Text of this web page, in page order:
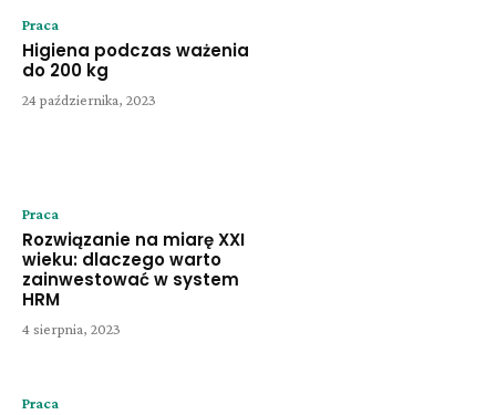
Praca
Higiena podczas ważenia
do 200 kg
24 października, 2023
Praca
Rozwiązanie na miarę XXI
wieku: dlaczego warto
zainwestować w system
HRM
4 sierpnia, 2023
Praca